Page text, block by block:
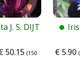
J. S. DIJT
50.15 (150
€5.90